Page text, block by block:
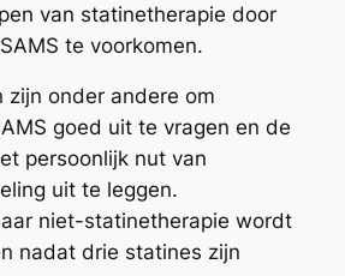
van statinetherapie door
te voorkomen.
zijn onder andere om
goed uit te vragen en de
persoonlijk nut van
uit te leggen.
niet-statinetherapie wordt
nadat drie statines zijn